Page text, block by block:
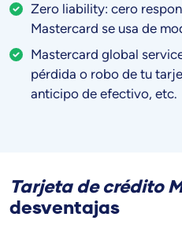
Zero liability: cero
Mastercard se usa de
Mastercard global
pérdida o robo de tu
anticipo de efectivo, etc.
Tarjeta de crédito
desventajas